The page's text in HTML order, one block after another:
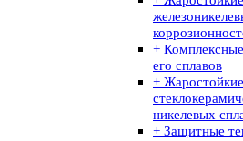
+
его сплавов
+
никелевых
+ Защитные